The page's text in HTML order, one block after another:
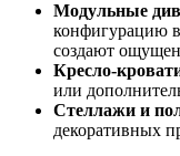
Модульные
конфигурацию
создают
Кресло-
или
Стеллажи и
декоративных